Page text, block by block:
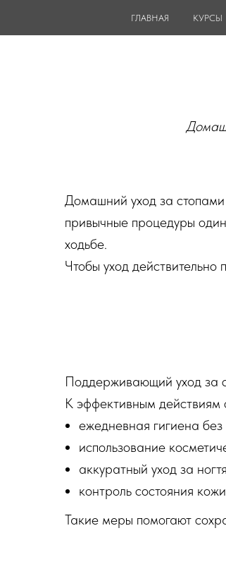
ГЛАВНАЯ КУРСЫ
Домашний уход за
привычные процедуры
ходьбе.
Чтобы уход
Поддерживающий уход за
К эффективным действиям
ежедневная гигиена без
использование
аккуратный уход за
контроль состояния
Такие меры помогают